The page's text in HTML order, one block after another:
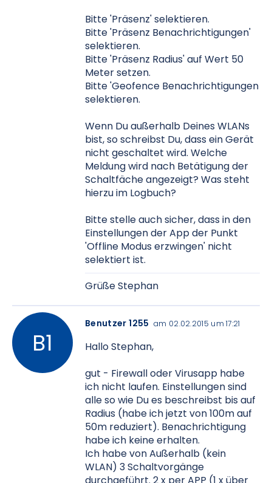
Bitte 'Präsenz' selektieren.
Bitte 'Präsenz Benachrichtigungen'
selektieren.
Bitte 'Präsenz Radius' auf Wert 50
Meter setzen.
Bitte 'Geofence Benachrichtigungen
selektieren.
Wenn Du außerhalb Deines WLANs
bist, so schreibst Du, dass ein Gerät
nicht geschaltet wird. Welche
Meldung wird nach Betätigung der
Schaltfäche angezeigt? Was steht
hierzu im Logbuch?
Bitte stelle auch sicher, dass in den
Einstellungen der App der Punkt
'Offline Modus erzwingen' nicht
selektiert ist.
Grüße Stephan
Benutzer 1255 am 02.02.2015 um 17:21
Hallo Stephan,
gut - Firewall oder Virusapp habe
ich nicht laufen. Einstellungen sind
alle so wie Du es beschreibst bis auf
Radius (habe ich jetzt von 100m auf
50m reduziert). Benachrichtigung
habe ich keine erhalten.
Ich habe von Außerhalb (kein
WLAN) 3 Schaltvorgänge